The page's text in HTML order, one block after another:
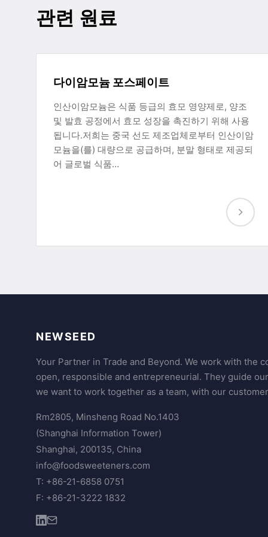
관련 원료
다이암모늄 포스페이트
인산이암모늄은 식품 등급의 효모 영양제로, 양조
및 발효 공정에서 효모 성장을 촉진하기 위해 사용
됩니다.저희는 중국 선도 제조업체로부터 인산이암
모늄을(를) 대량으로 공급하며, 분말 형태로 제공되
어 글로벌 식품…
NEWSEED
Your Partner in Trade and Beyond. We work with the
open, responsible and entrepreneurial. They guide
we want to work together as a team, with our
Rm2805, Minsheng Road No.1403
(Shanghai Information Tower)
Shanghai, 200135, China
info@foodsweeteners.com
T: +86-21-6858 0751
F: +86-21-3222 1832